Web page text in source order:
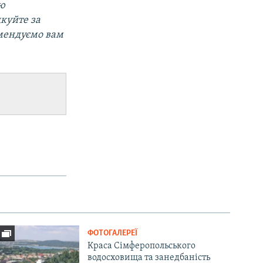
за
вам
ФОТОГАЛЕРЕЇ
Краса Сімферопольського
водосховища та занедбаність